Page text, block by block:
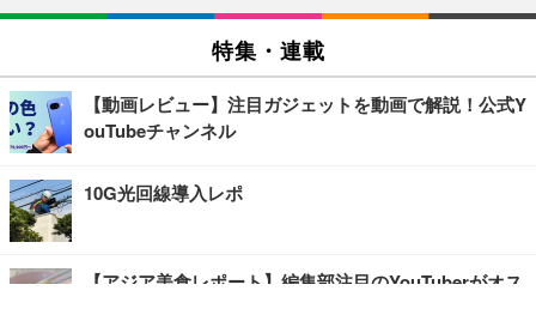
特集・連載
【動画レビュー】注目ガジェットを動画で解説！公式Y
ouTubeチャンネル
10G光回線導入レポ
【アジア美食レポート】編集部注目のYouTuberがオス